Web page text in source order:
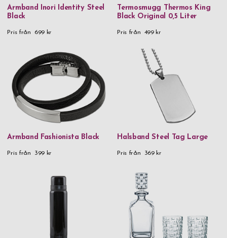
Dam
Armband Inori Identity Steel
Black
Pris från 699 kr
Termosmugg Thermos King
Black Original 0,5 Liter
Pris från 499 kr
Armband Fashionista Black
Pris från 399 kr
Halsband Steel Tag Large
Pris från 369 kr